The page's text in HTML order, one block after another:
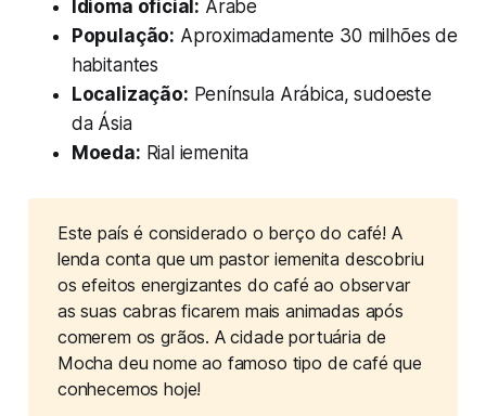
Idioma oficial: Árabe
População: Aproximadamente 30 milhões de
habitantes
Localização: Península Arábica, sudoeste
da Ásia
Moeda: Rial iemenita
Este país é considerado o berço do café! A
lenda conta que um pastor iemenita descobriu
os efeitos energizantes do café ao observar
as suas cabras ficarem mais animadas após
comerem os grãos. A cidade portuária de
Mocha deu nome ao famoso tipo de café que
conhecemos hoje!